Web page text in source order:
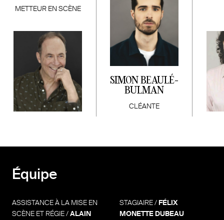
METTEUR EN SCÈNE
SIMON BEAULÉ-
BULMAN
CLÉANTE
Équipe
ASSISTANCE À LA MISE EN
SCÈNE ET RÉGIE /ALAIN
STAGIAIRE /FÉLIX
MONETTE DUBEAU